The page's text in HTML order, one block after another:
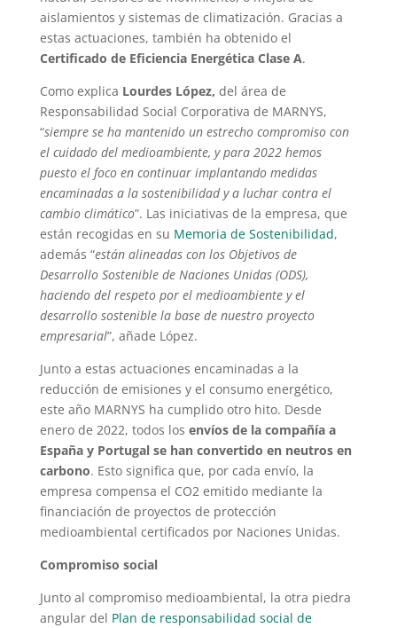
aislamientos y sistemas de climatización. Gracias a
estas actuaciones, también ha obtenido el
Certificado de Eficiencia Energética Clase A.
Como explica Lourdes López, del área de
Responsabilidad Social Corporativa de MARNYS,
“siempre se ha mantenido un estrecho compromiso con
el cuidado del medioambiente, y para 2022 hemos
puesto el foco en continuar implantando medidas
encaminadas a la sostenibilidad y a luchar contra el
cambio climático”. Las iniciativas de la empresa, que
están recogidas en su Memoria de Sostenibilidad,
además “están alineadas con los Objetivos de
Desarrollo Sostenible de Naciones Unidas (ODS),
haciendo del respeto por el medioambiente y el
desarrollo sostenible la base de nuestro proyecto
empresarial”, añade López.
Junto a estas actuaciones encaminadas a la
reducción de emisiones y el consumo energético,
este año MARNYS ha cumplido otro hito. Desde
enero de 2022, todos los envíos de la compañía a
España y Portugal se han convertido en neutros en
carbono. Esto significa que, por cada envío, la
empresa compensa el CO2 emitido mediante la
financiación de proyectos de protección
medioambiental certificados por Naciones Unidas.
Compromiso social
Junto al compromiso medioambiental, la otra piedra
angular del Plan de responsabilidad social de